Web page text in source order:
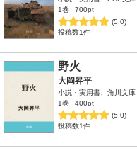
1巻
700pt
(5.0)
投稿数1件
野火
大岡昇平
小説・実用書、角川文庫
1巻
400pt
(5.0)
投稿数1件